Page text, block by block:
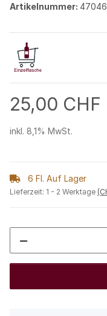
Artikelnummer: 47046
25,00 CHF
inkl. 8,1% MwSt.
6 Fl. Auf Lager
Lieferzeit: 1 - 2 Werktage